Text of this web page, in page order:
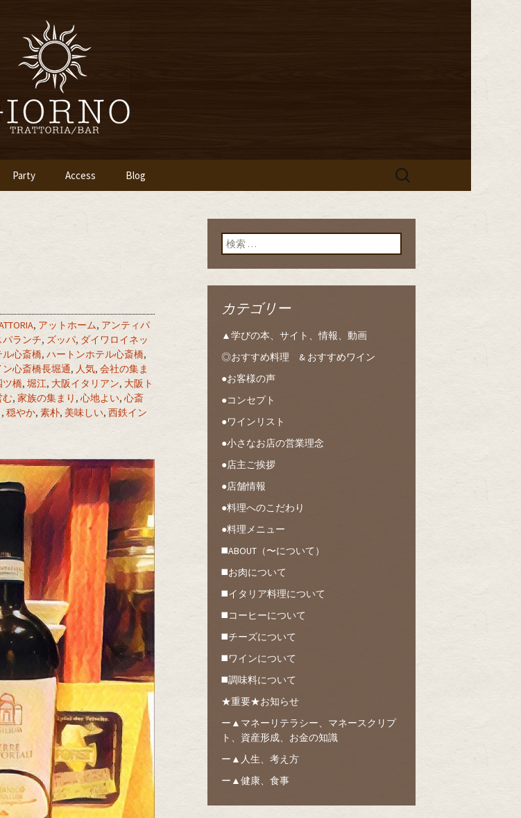
タリアン「イタリア食
～」のブログ
Party Access Blog
検
, アットホーム, アンティパ
パランチ, ズッパ, ダイワロイネッ
ル心斎橋, ハートンホテル心斎橋,
心斎橋長堀通, 人気, 会社の集ま
ツ橋, 堀江, 大阪イタリアン, 大阪ト
む, 家族の集まり ,心地よい,心斎
, 穏やか, 素朴, 美味しい, 西鉄イン
検索:
カテゴリー
▲学びの本、サイト、情報、動画
◎おすすめ料理 & おすすめワイン
●お客様の声
●コンセプト
●ワインリスト
●小さなお店の営業理念
●店主ご挨拶
●店舗情報
●料理へのこだわり
●料理メニュー
◼️ABOUT（〜について）
◼️お肉について
◼️イタリア料理について
◼️コーヒーについて
◼️チーズについて
◼️ワインについて
◼️調味料について
★重要★お知らせ
ー▲マネーリテラシー、マネースクリプ
ト、資産形成、お金の知識
ー▲人生、考え方
ー▲健康、食事